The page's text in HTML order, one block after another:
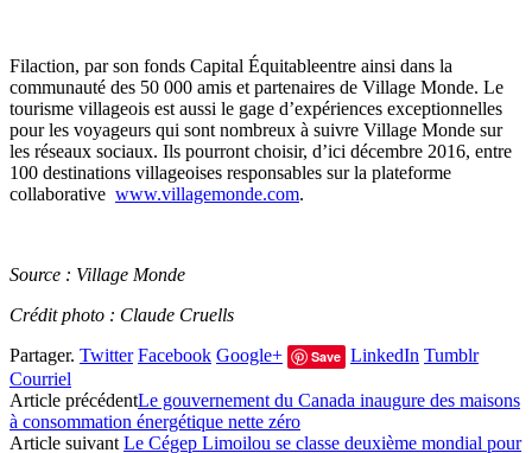
Filaction, par son fonds Capital Équitableentre ainsi dans la
communauté des 50 000 amis et partenaires de Village Monde. Le
tourisme villageois est aussi le gage d’expériences exceptionnelles
pour les voyageurs qui sont nombreux à suivre Village Monde sur
les réseaux sociaux. Ils pourront choisir, d’ici décembre 2016, entre
100 destinations villageoises responsables sur la plateforme
collaborative www.villagemonde.com.
Source : Village Monde
Crédit photo : Claude Cruells
Partager. Twitter Facebook Google+ Save LinkedIn Tumblr
Courriel
Article précédentLe gouvernement du Canada inaugure des maisons
à consommation énergétique nette zéro
Article suivant Le Cégep Limoilou se classe deuxième mondial pour